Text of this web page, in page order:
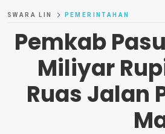
SWARA LIN PEMERINTAHAN
Pemkab
Miliyar
Ruas Jalan